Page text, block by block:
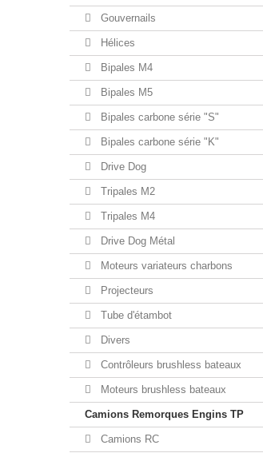
Gouvernails
Hélices
Bipales M4
Bipales M5
Bipales carbone série "S"
Bipales carbone série "K"
Drive Dog
Tripales M2
Tripales M4
Drive Dog Métal
Moteurs variateurs charbons
Projecteurs
Tube d'étambot
Divers
Contrôleurs brushless bateaux
Moteurs brushless bateaux
Camions Remorques Engins TP
Camions RC